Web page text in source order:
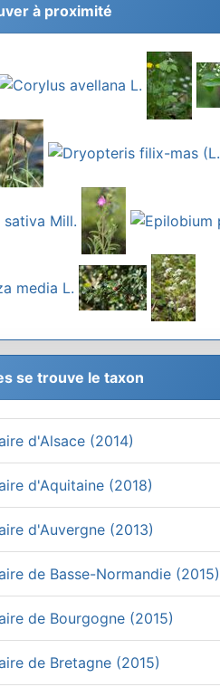
à proximité
se trouve le taxon
d'Alsace (2014)
d'Aquitaine (2018)
d'Auvergne (2013)
de Basse-Normandie (2015)
de Bourgogne (2015)
de Bretagne (2015)